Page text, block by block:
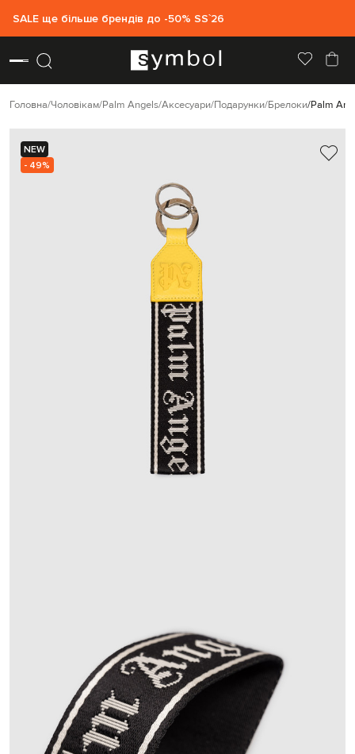
SALE ще більше брендів до -50% SS`26
Головна Чоловікам Palm Angels Аксесуари Подарунки Брелоки Palm
NEW
- 49%